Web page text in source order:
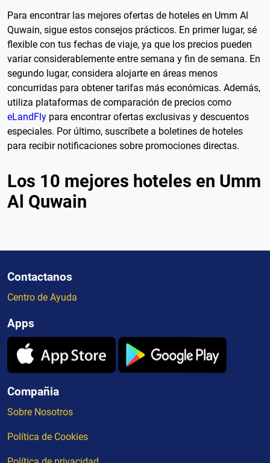
Para encontrar las mejores ofertas de hoteles en Umm Al
Quwain, sigue estos consejos prácticos. En primer lugar, sé
flexible con tus fechas de viaje, ya que los precios pueden
variar considerablemente entre semana y fin de semana. En
segundo lugar, considera alojarte en áreas menos
concurridas para obtener tarifas más económicas. Además,
utiliza plataformas de comparación de precios como
eLandFly para encontrar ofertas exclusivas y descuentos
especiales. Por último, suscríbete a boletines de hoteles
para recibir notificaciones sobre promociones directas.
Los 10 mejores hoteles en Umm
Al Quwain
Contactanos
Centro de Ayuda
Apps
Compañia
Sobre Nosotros
Política de Cookies